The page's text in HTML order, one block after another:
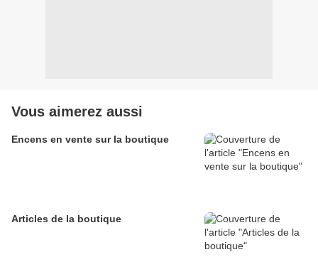
Vous aimerez aussi
Encens en vente sur la boutique
Articles de la boutique